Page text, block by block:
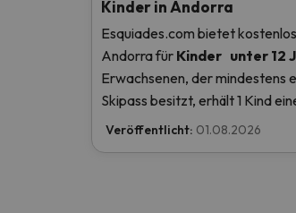
Kinder in Andorra
Esquiades.com bietet
Andorrafür Kinder unter 12
Erwachsenen, der mindestens
Skipass besitzt, erhält 1 Kind
Skipass! Lesen Sie hier mehr.
Veröffentlicht: 01.08.2026